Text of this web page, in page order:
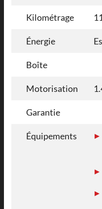
Kilométrage
Énergie
Boîte
Motorisation
Garantie
Équipements